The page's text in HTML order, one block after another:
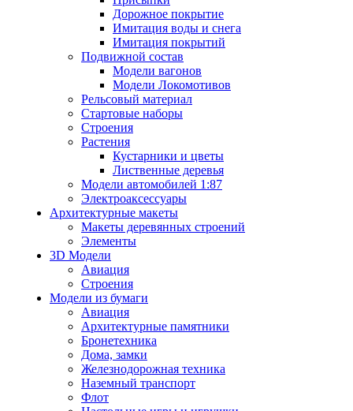
Дорожное покрытие
Имитация воды и снега
Имитация покрытий
Подвижной состав
Модели вагонов
Модели Локомотивов
Рельсовый материал
Стартовые наборы
Строения
Растения
Кустарники и цветы
Лиственные деревья
Модели автомобилей 1:87
Электроаксессуары
Архитектурные макеты
Макеты деревянных строений
Элементы
3D Модели
Авиация
Строения
Модели из бумаги
Авиация
Архитектурные памятники
Бронетехника
Дома, замки
Железнодорожная техника
Наземный транспорт
Флот